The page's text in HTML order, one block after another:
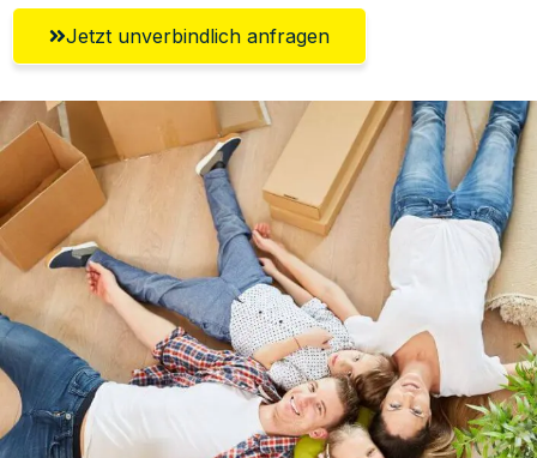
Jetzt unverbindlich anfragen